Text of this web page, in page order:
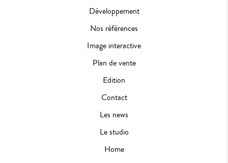
Développement
Nos références
Image interactive
Plan de vente
Edition
Contact
Les news
Le studio
Home